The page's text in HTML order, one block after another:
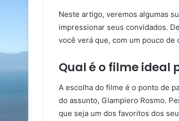
Neste artigo, veremos algumas
impressionar seus convidados.
você verá que, com um pouco
Qual é o filme ideal
A escolha do filme é o ponto de
do assunto, Giampiero Rosmo.
que seja um dos favoritos dos